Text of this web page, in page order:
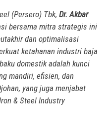
(Persero) Tbk, Dr. Akbar
bersama mitra strategis ini
dan optimalisasi
ketahanan industri baja
domestik adalah kunci
mandiri, efisien, dan
yang juga menjabat
& Steel Industry